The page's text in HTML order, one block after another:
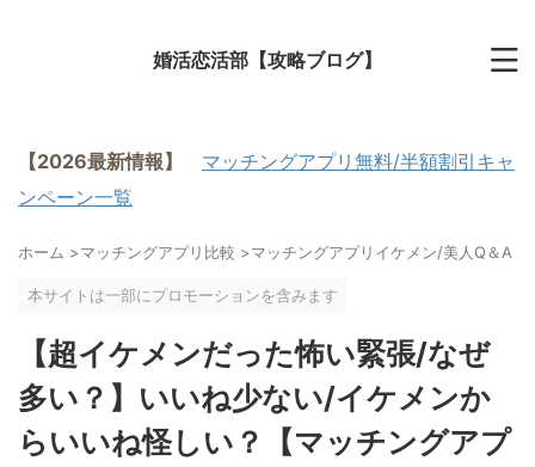
婚活恋活部【攻略ブログ】
【2026最新情報】
マッチングアプリ無料/半額割引キャ
ンペーン一覧
ホーム >マッチングアプリ比較 >マッチングアプリイケメン/美人Q＆A
本サイトは一部にプロモーションを含みます
【超イケメンだった怖い緊張/なぜ
多い？】いいね少ない/イケメンか
らいいね怪しい？【マッチングアプ